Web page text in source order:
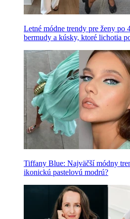
Letné módne trendy pre ženy po
bermudy a kúsky, ktoré lichotia
Tiffany Blue: Najväčší módny
ikonickú pastelovú modrú?